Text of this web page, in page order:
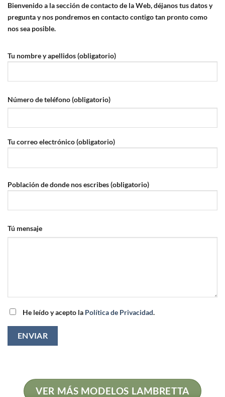
Bienvenido a la sección de contacto de la Web, déjanos tus datos y
pregunta y nos pondremos en contacto contigo tan pronto como
nos sea posible.
Tu nombre y apellidos (obligatorio)
Número de teléfono (obligatorio)
Tu correo electrónico (obligatorio)
Población de donde nos escribes (obligatorio)
Tú mensaje
He leído y acepto la Política de Privacidad.
VER MÁS MODELOS LAMBRETTA